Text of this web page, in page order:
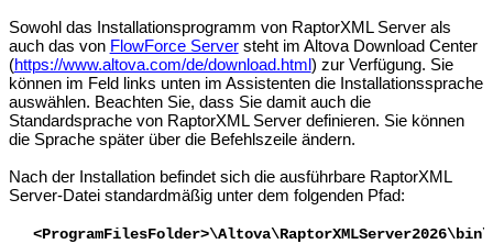
Sowohl das Installationsprogramm von RaptorXML Server als
auch das von FlowForce Serversteht im Altova Download Center
(https://www.altova.com/de/download.html) zur Verfügung. Sie
können im Feld links unten im Assistenten die Installationssprache
auswählen. Beachten Sie, dass Sie damit auch die
Standardsprache von RaptorXML Server definieren. Sie können
die Sprache später über die Befehlszeile ändern.
Nach der Installation befindet sich die ausführbare RaptorXML
Server-Datei standardmäßig unter dem folgenden Pfad:
<ProgramFilesFolder>\Altova\ RaptorXMLServer2026\bin\